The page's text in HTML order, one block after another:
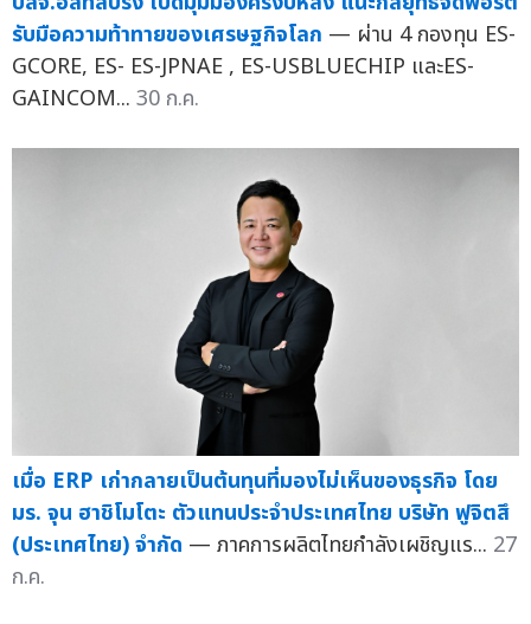
รับมือความท้าทายของเศรษฐกิจโลก — ผ่าน 4 กองทุน ES-
GCORE, ES- ES-JPNAE , ES-USBLUECHIP และES-
GAINCOM... 30 ก.ค.
เมื่อ ERP เก่ากลายเป็นต้นทุนที่มองไม่เห็นของธุรกิจ โดย
มร. จุน ฮาชิโมโตะ ตัวแทนประจำประเทศไทย บริษัท ฟูจิตสึ
(ประเทศไทย) จำกัด — ภาคการผลิตไทยกำลังเผชิญแร... 27
ก.ค.